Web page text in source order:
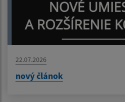
22.07.2026
nový článok